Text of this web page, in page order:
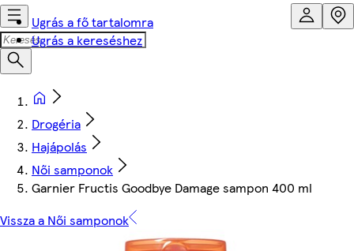
Ugrás a fő tartalomra
Ugrás a kereséshez
Drogéria
Hajápolás
Női samponok
Garnier Fructis Goodbye Damage sampon 400 ml
Vissza a Női samponok